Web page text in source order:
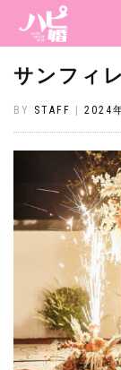
サンフィ
BY STAFF 2024